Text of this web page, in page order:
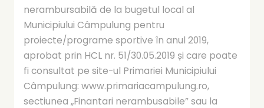
nerambursabilă de la bugetul local al
Municipiului Câmpulung pentru
proiecte/programe sportive în anul 2019,
aprobat prin HCL nr. 51/30.05.2019 și care poate
fi consultat pe site-ul Primariei Municipiului
Câmpulung: www.primariacampulung.ro,
sectiunea „Finantari nerambusabile” sau la